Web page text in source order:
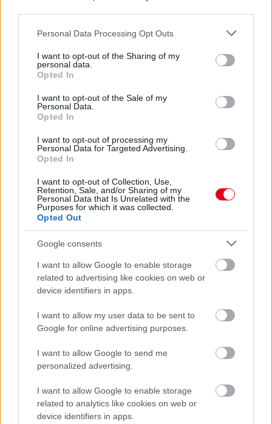
Please note that this website/app uses one or more Google
not limited to your visit or usage behaviour. You may click to
grant or deny consent to Google and its third-party tags to
use your data for below specified purposes in below Google
consent section.
Personal Data Processing Opt Outs
I want to opt-out of the Sharing of my
personal data.
Opted In
I want to opt-out of the Sale of my
Personal Data.
Opted In
I want to opt-out of processing my
Personal Data for Targeted Advertising.
Opted In
I want to opt-out of Collection, Use,
Retention, Sale, and/or Sharing of my
Personal Data that Is Unrelated with the
Purposes for which it was collected.
Opted Out
Google consents
I want to allow Google to enable storage
related to advertising like cookies on web or
device identifiers in apps.
I want to allow my user data to be sent to
Google for online advertising purposes.
I want to allow Google to send me
personalized advertising.
I want to allow Google to enable storage
related to analytics like cookies on web or
device identifiers in apps.
43 perce
Bullhoz?
Óriási bevétel-visszaesést könyvelhetett el az F1 a
második negyedévben